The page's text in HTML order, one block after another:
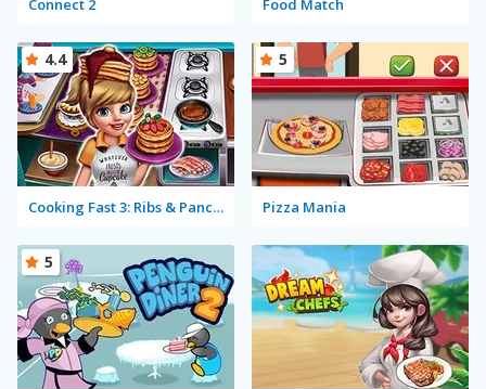
Connect 2 Food Match
Cooking Fast 3: Ribs & Pancakes
4.4
Pizza Mania
5
5